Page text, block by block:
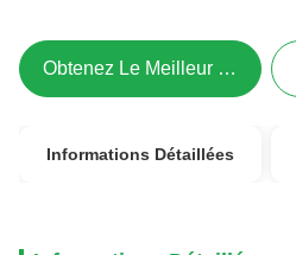
Obtenez Le Meilleur Prix
Informations Détaillées